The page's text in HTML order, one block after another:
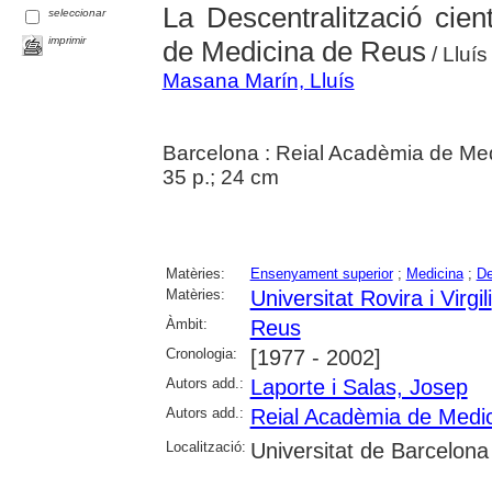
seleccionar
imprimir
La Descentralització
de Medicina de Reus /
Masana Marín, Lluís
Barcelona : Reial Acadèmia de
35 p.; 24 cm
Matèries: Ensenyament superior; Medicina;
Matèries:
Universitat Rovira i Virgili
Àmbit: Reus
Cronologia: [1977 - 2002]
Autors add.: Laporte i Salas, Josep
Autors add.: Reial Acadèmia de
Localització: Universitat de Barcelona